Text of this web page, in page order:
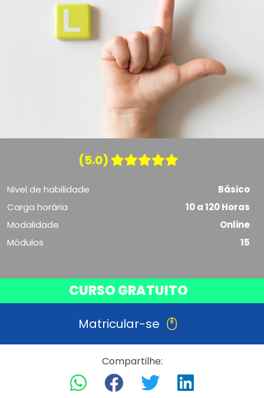
(5.0)
Nivel de habilidade
Básico
Carga horária
10 a 120 Horas
Modalidade
Online
Módulos
15
CURSO GRATUITO
Matricular-se
Compartilhe: